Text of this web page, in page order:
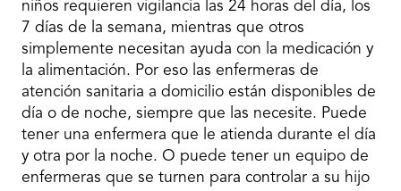
niños requieren vigilancia las 24 horas del día, los
7 días de la semana, mientras que otros
simplemente necesitan ayuda con la medicación y
la alimentación. Por eso las enfermeras de
atención sanitaria a domicilio están disponibles de
día o de noche, siempre que las necesite. Puede
tener una enfermera que le atienda durante el día
y otra por la noche. O puede tener un equipo de
enfermeras que se turnen para controlar a su hijo